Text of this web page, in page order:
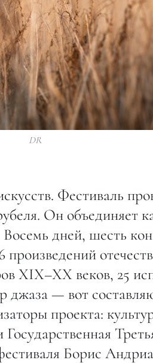
DR
Фестиваль
Он объединяет
дней, шесть
произведений
XIX–XX веков, 25
джаза — вот
проекта:
Борис